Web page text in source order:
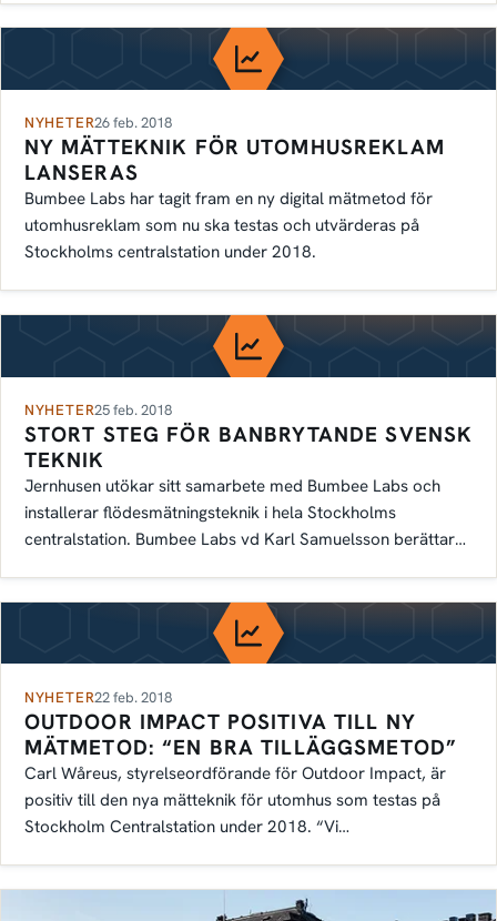
NYHETER26 feb. 2018
NY MÄTTEKNIK FÖR UTOMHUSREKLAM
LANSERAS
Bumbee Labs har tagit fram en ny digital mätmetod för
utomhusreklam som nu ska testas och utvärderas på
Stockholms centralstation under 2018.
NYHETER25 feb. 2018
STORT STEG FÖR BANBRYTANDE SVENSK
TEKNIK
Jernhusen utökar sitt samarbete med Bumbee Labs och
installerar flödesmätningsteknik i hela Stockholms
centralstation. Bumbee Labs vd Karl Samuelsson berättar
NYHETER22 feb. 2018
OUTDOOR IMPACT POSITIVA TILL NY
MÄTMETOD: “EN BRA TILLÄGGSMETOD”
Carl Wåreus, styrelseordförande för Outdoor Impact, är
positiv till den nya mätteknik för utomhus som testas på
Stockholm Centralstation under 2018. “Vi…